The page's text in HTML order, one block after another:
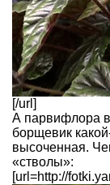
[/url]
А парвифлора
борщевик
высоченная.
«стволы»:
[url=http://